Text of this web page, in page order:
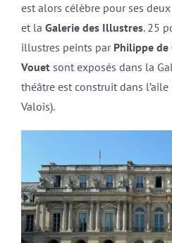
est alors célèbre pour ses
et la Galerie des Illustres. 25
illustres peints par Philippe de
Vouetsont exposés dans la
théâtre est construit dans l’aile
Valois).